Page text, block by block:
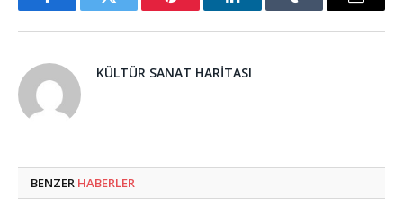
FacebookTwitter Pinterest LinkedInTumblr Email
KÜLTÜR SANAT HARITASI
BENZER HABERLER